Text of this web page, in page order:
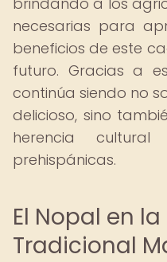
necesarias para
beneficios de este
futuro. Gracias a
continúa siendo no
delicioso, sino
herencia
prehispánicas.
El Nopal en
Tradicional